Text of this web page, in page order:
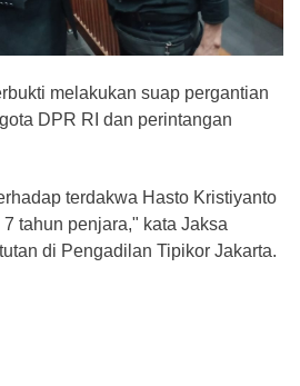
melakukan suap pergantian
DPR RI dan perintangan
terdakwa Hasto Kristiyanto
tahun penjara," kata Jaksa
di Pengadilan Tipikor Jakarta.